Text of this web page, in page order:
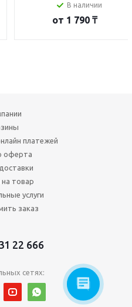
В наличии
от 1 790 ₸
платежей
оферта
на товар
услуги
заказ
22 666
сетях: